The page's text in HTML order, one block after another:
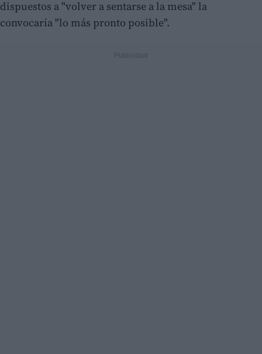
dispuestos a "volver a sentarse a la mesa" la
convocaría "lo más pronto posible".